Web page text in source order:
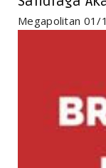
Megapolitan 01/